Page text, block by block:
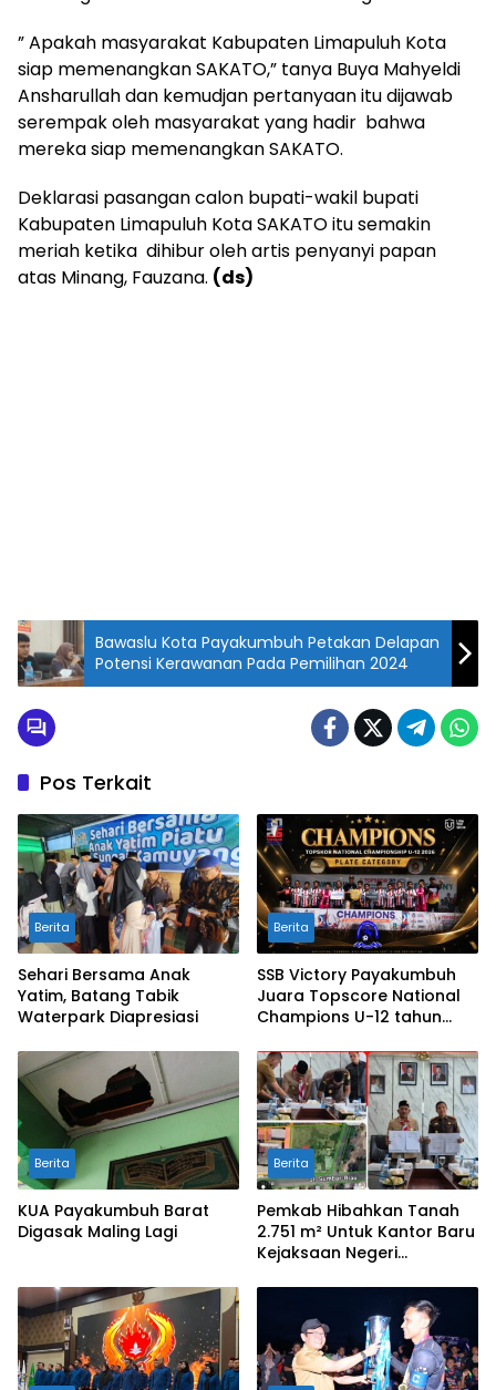
” Apakah masyarakat Kabupaten Limapuluh Kota
siap memenangkan SAKATO,” tanya Buya Mahyeldi
Ansharullah dan kemudjan pertanyaan itu dijawab
serempak oleh masyarakat yang hadir bahwa
mereka siap memenangkan SAKATO.
Deklarasi pasangan calon bupati-wakil bupati
Kabupaten Limapuluh Kota SAKATO itu semakin
meriah ketika dihibur oleh artis penyanyi papan
atas Minang, Fauzana. (ds)
Bawaslu Kota Payakumbuh Petakan Delapan
Potensi Kerawanan Pada Pemilihan 2024
Pos Terkait
Berita
Sehari Bersama Anak
Yatim, Batang Tabik
Waterpark Diapresiasi
Berita
SSB Victory Payakumbuh
Juara Topscore National
Champions U-12 tahun
Berita
KUA Payakumbuh Barat
Digasak Maling Lagi
Berita
Pemkab Hibahkan Tanah
2.751 m² Untuk Kantor Baru
Kejaksaan Negeri